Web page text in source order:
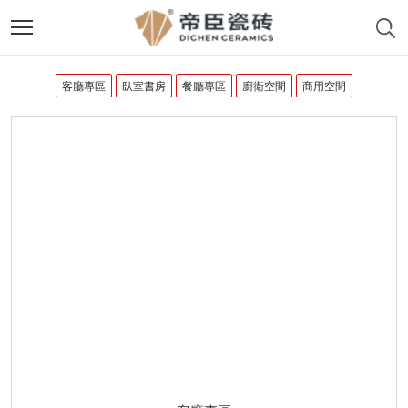
客廳專區 臥室書房 餐廳專區 廚衛空間 商用空間